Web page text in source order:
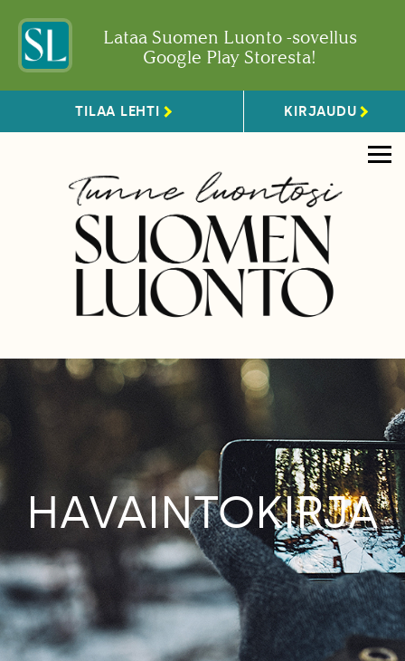
Lataa Suomen Luonto -sovellus
Google Play Storesta!
TILAA LEHTI KIRJAUDU
HAVAINTOKIRJA